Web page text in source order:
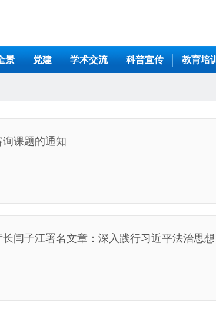
景 党建 学术交流 科普宣传 教育培
课题的通知
闫子江署名文章：深入践行习近平法治思